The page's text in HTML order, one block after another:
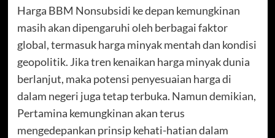
Harga BBM Nonsubsidi ke depan kemungkinan
masih akan dipengaruhi oleh berbagai faktor
global, termasuk harga minyak mentah dan kondisi
geopolitik. Jika tren kenaikan harga minyak dunia
berlanjut, maka potensi penyesuaian harga di
dalam negeri juga tetap terbuka. Namun demikian,
Pertamina kemungkinan akan terus
mengedepankan prinsip kehati-hatian dalam